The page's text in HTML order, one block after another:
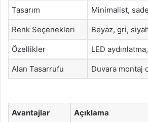
Tasarım Minimalist,
Renk Seçenekleri Beyaz, gri,
Özellikler LED
Alan Tasarrufu Duvara montaj
Avantajlar Açıklama